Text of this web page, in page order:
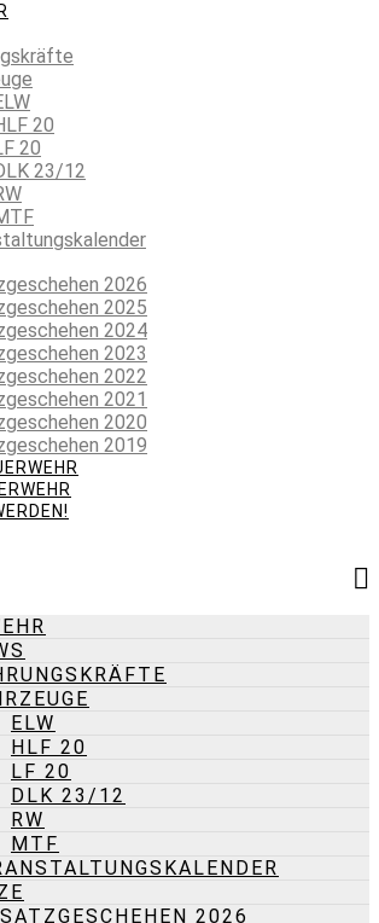
20
20
23/12
2026
2025
2024
2023
2022
2021
2020
2019
ELW
HLF 20
LF 20
DLK 23/12
RW
MTF
2026